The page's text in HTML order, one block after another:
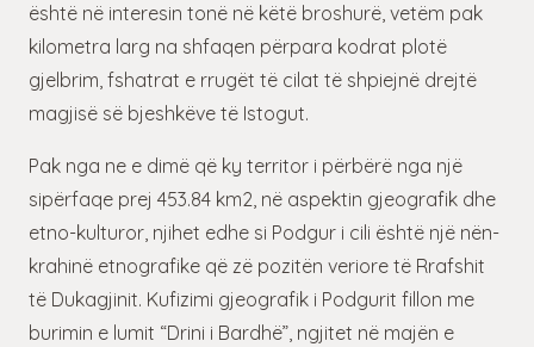
është në interesin tonë në këtë broshurë, vetëm pak
kilometra larg na shfaqen përpara kodrat plotë
gjelbrim, fshatrat e rrugët të cilat të shpiejnë drejtë
magjisë së bjeshkëve të Istogut.
Pak nga ne e dimë që ky territor i përbërë nga një
sipërfaqe prej 453.84 km2, në aspektin gjeografik dhe
etno-kulturor, njihet edhe si Podgur i cili është një nën-
krahinë etnografike që zë pozitën veriore të Rrafshit
të Dukagjinit. Kufizimi gjeografik i Podgurit fillon me
burimin e lumit “Drini i Bardhë”, ngjitet në majën e